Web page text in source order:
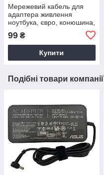
Мережевий кабель для
адаптера живлення
ноутбука, євро, конюшина,
99 ₴
Купити
Подібні товари компанії